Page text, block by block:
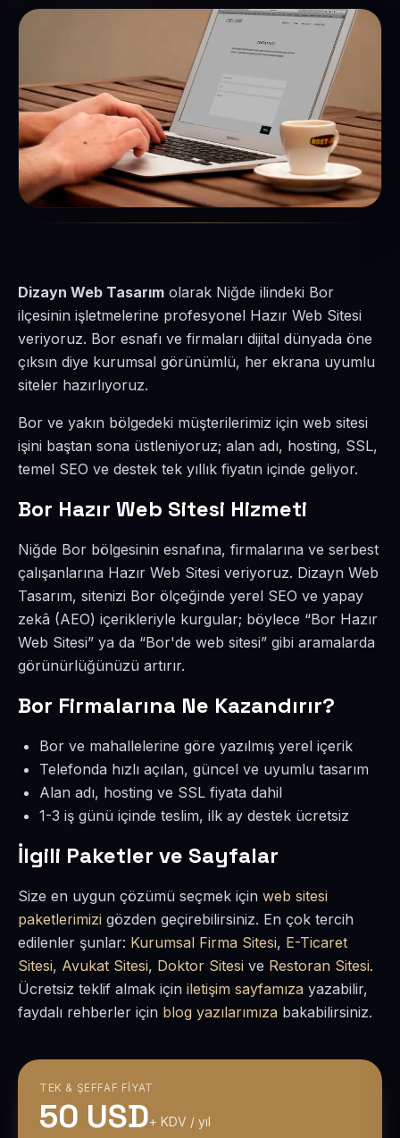
Dizayn Web Tasarım olarak Niğde ilindeki Bor
ilçesinin işletmelerine profesyonel Hazır Web Sitesi
veriyoruz. Bor esnafı ve firmaları dijital dünyada öne
çıksın diye kurumsal görünümlü, her ekrana uyumlu
siteler hazırlıyoruz.
Bor ve yakın bölgedeki müşterilerimiz için web sitesi
işini baştan sona üstleniyoruz; alan adı, hosting, SSL,
temel SEO ve destek tek yıllık fiyatın içinde geliyor.
Bor Hazır Web Sitesi Hizmeti
Niğde Bor bölgesinin esnafına, firmalarına ve serbest
çalışanlarına Hazır Web Sitesi veriyoruz. Dizayn Web
Tasarım, sitenizi Bor ölçeğinde yerel SEO ve yapay
zekâ (AEO) içerikleriyle kurgular; böylece “Bor Hazır
Web Sitesi” ya da “Bor'de web sitesi” gibi aramalarda
görünürlüğünüzü artırır.
Bor Firmalarına Ne Kazandırır?
Bor ve mahallelerine göre yazılmış yerel içerik
Telefonda hızlı açılan, güncel ve uyumlu tasarım
Alan adı, hosting ve SSL fiyata dahil
1-3 iş günü içinde teslim, ilk ay destek ücretsiz
İlgili Paketler ve Sayfalar
Size en uygun çözümü seçmek için web sitesi
paketlerimizi gözden geçirebilirsiniz. En çok tercih
edilenler şunlar: Kurumsal Firma Sitesi, E-Ticaret
Sitesi, Avukat Sitesi, Doktor Sitesi ve Restoran Sitesi.
Ücretsiz teklif almak için iletişim sayfamıza yazabilir,
faydalı rehberler için blog yazılarımıza bakabilirsiniz.
TEK & ŞEFFAF FIYAT
50 USD+ KDV / yıl